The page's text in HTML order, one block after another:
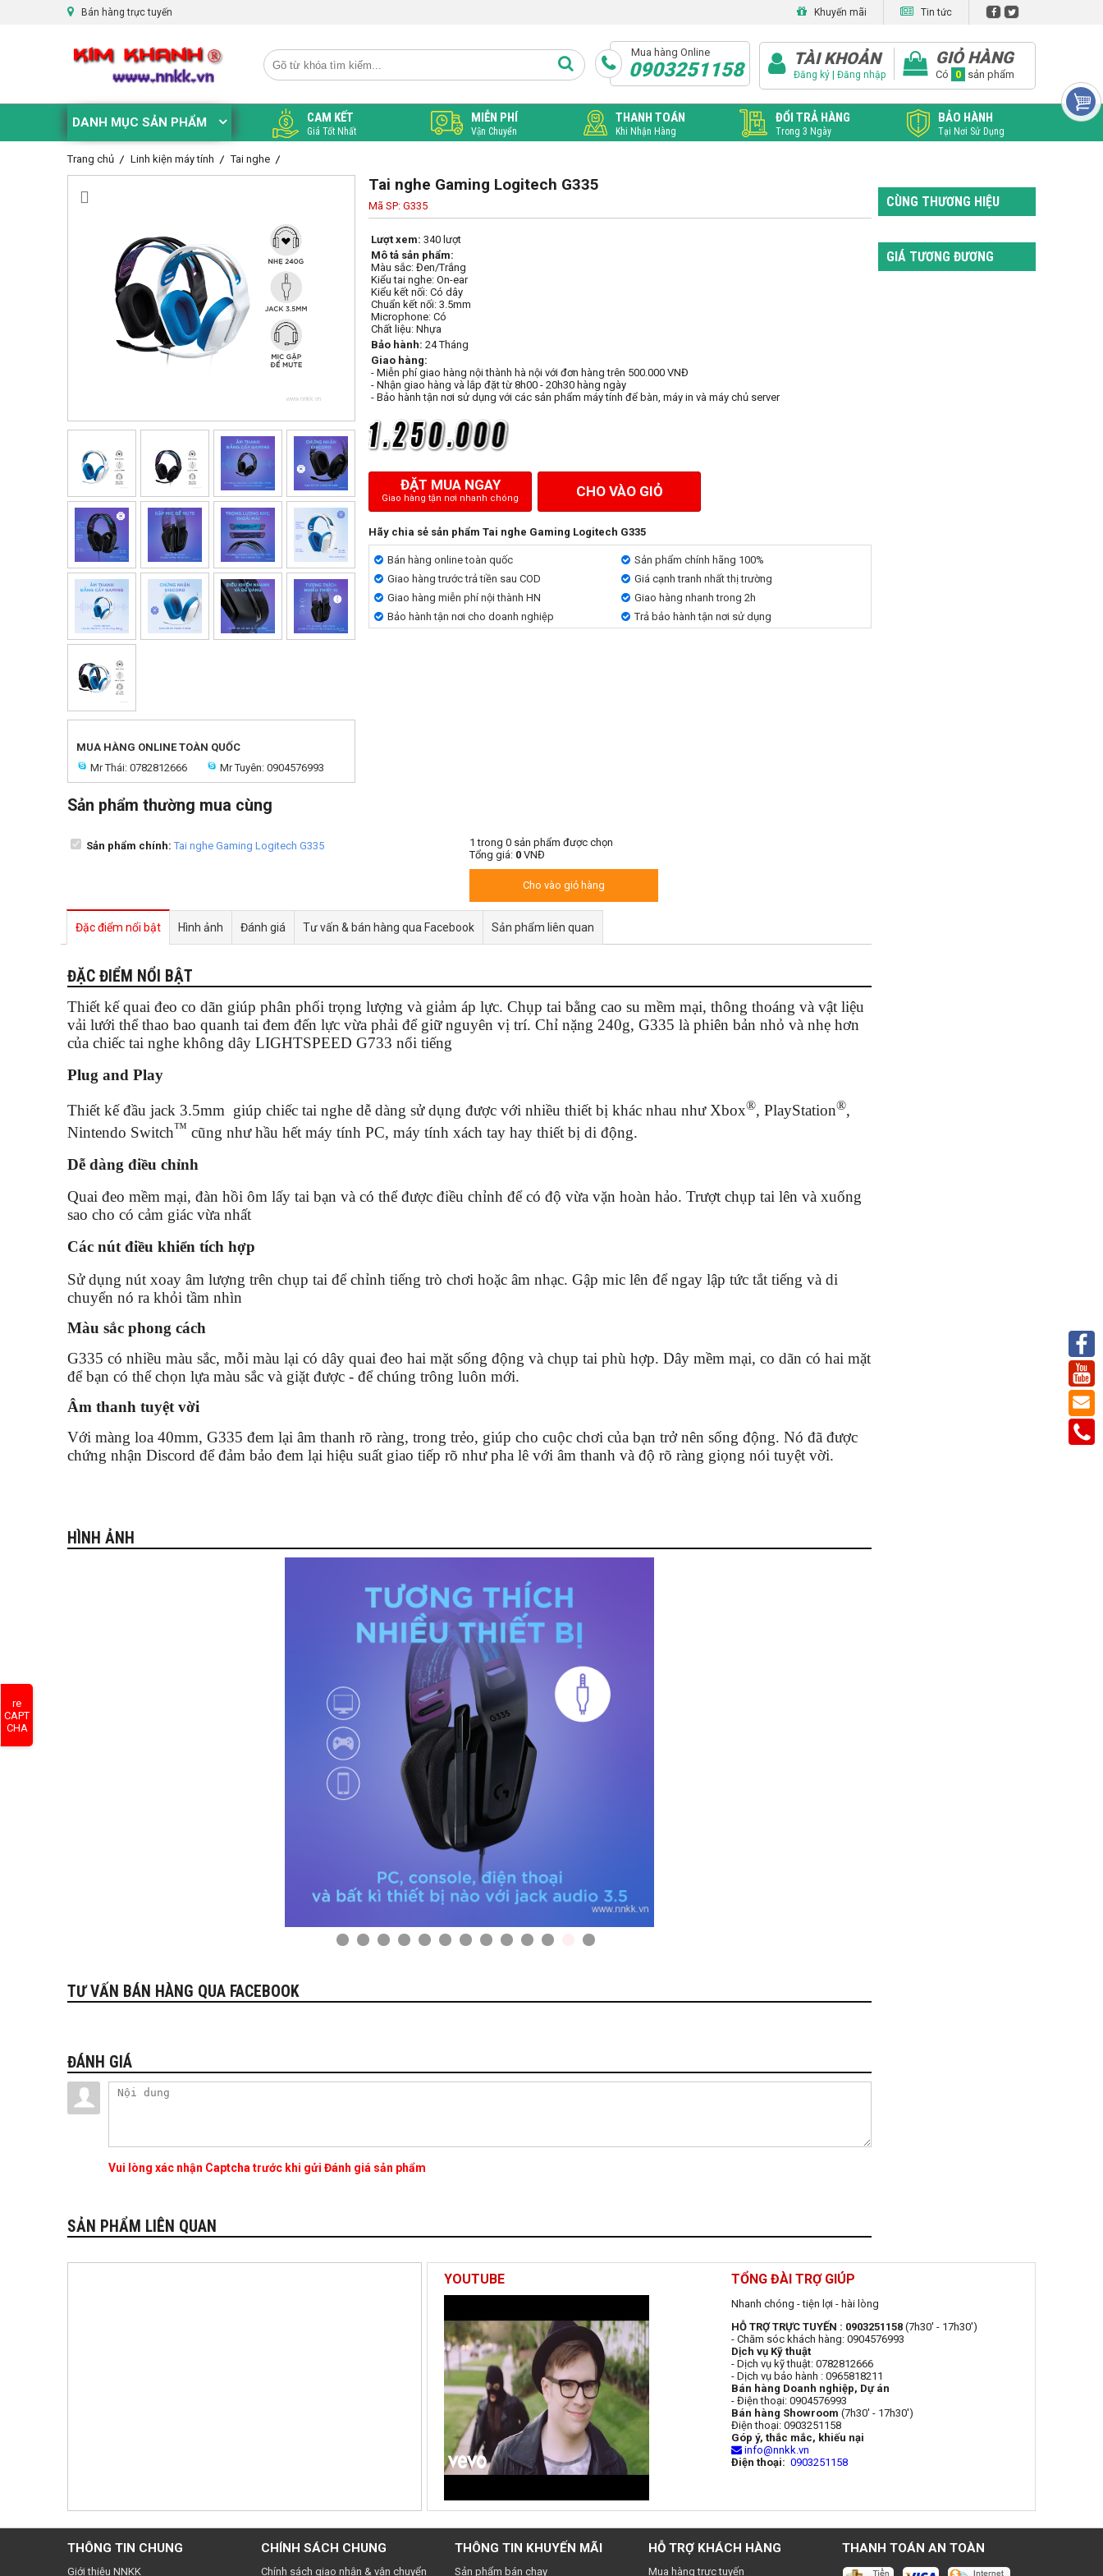
Bán hàng trực tuyến Khuyến mãi Tin tức
Mua hàng Online
0903251158 TÀI KHOẢN
Đăng ký | Đăng nhập
GIỎ HÀNG
Có 0 sản phẩm
DANH MỤC SẢN PHẨM CAM KẾT
Giá Tốt Nhất
MIỄN PHÍ
Vận Chuyển
THANH TOÁN
Khi Nhận Hàng
ĐỔI TRẢ HÀNG
Trong 3 Ngày
BẢO HÀNH
Tại Nơi Sử Dụng
Trang chủ Linh kiện máy tính Tai nghe
MUA HÀNG ONLINE TOÀN QUỐC
Mr Thái: 0782812666
Mr Tuyên: 0904576993
Tai nghe Gaming Logitech G335
Mã SP: G335
Lượt xem: 340 lượt
Mô tả sản phẩm:
Màu sắc: Đen/Trắng
Kiểu tai nghe: On-ear
Kiểu kết nối: Có dây
Chuẩn kết nối: 3.5mm
Microphone: Có
Chất liệu: Nhựa
Bảo hành: 24 Tháng
Giao hàng:
- Miễn phí giao hàng nội thành hà nội với đơn hàng trên 500.000 VNĐ
- Nhận giao hàng và lắp đặt từ 8h00 - 20h30 hàng ngày
- Bảo hành tận nơi sử dụng với các sản phẩm máy tính để bàn, máy in và máy chủ server
ĐẶT MUA NGAY
Giao hàng tận nơi nhanh chóng CHO VÀO GIỎ
Hãy chia sẻ sản phẩm Tai nghe Gaming Logitech G335
Bán hàng online toàn quốc
Sản phẩm chính hãng 100%
Giao hàng trước trả tiền sau COD
Giá cạnh tranh nhất thị trường
Giao hàng miễn phí nội thành HN
Giao hàng nhanh trong 2h
Bảo hành tận nơi cho doanh nghiệp
Trả bảo hành tận nơi sử dụng
Sản phẩm thường mua cùng
Sản phẩm chính: Tai nghe Gaming Logitech G335 1 trong 0 sản phẩm được chọn
Tổng giá: 0 VNĐ
Cho vào giỏ hàng
Đặc điểm nổi bật Hình ảnh Đánh giá Tư vấn & bán hàng qua Facebook Sản phẩm liên quan
ĐẶC ĐIỂM NỔI BẬT
Thiết kế quai đeo co dãn giúp phân phối trọng lượng và giảm áp lực. Chụp tai bằng cao su mềm mại, thông thoáng và vật liệu
vải lưới thể thao bao quanh tai đem đến lực vừa phải để giữ nguyên vị trí. Chỉ nặng 240g, G335 là phiên bản nhỏ và nhẹ hơn
của chiếc tai nghe không dây LIGHTSPEED G733 nổi tiếng
Plug and Play
Thiết kế đầu jack 3.5mm giúp chiếc tai nghe dễ dàng sử dụng được với nhiều thiết bị khác nhau như Xbox®, PlayStation®,
Nintendo Switch™ cũng như hầu hết máy tính PC, máy tính xách tay hay thiết bị di động.
Dễ dàng điều chỉnh
Quai đeo mềm mại, đàn hồi ôm lấy tai bạn và có thể được điều chỉnh để có độ vừa vặn hoàn hảo. Trượt chụp tai lên và xuống
sao cho có cảm giác vừa nhất
Các nút điều khiển tích hợp
Sử dụng nút xoay âm lượng trên chụp tai để chỉnh tiếng trò chơi hoặc âm nhạc. Gập mic lên để ngay lập tức tắt tiếng và di
chuyển nó ra khỏi tầm nhìn
Màu sắc phong cách
G335 có nhiều màu sắc, mỗi màu lại có dây quai đeo hai mặt sống động và chụp tai phù hợp. Dây mềm mại, co dãn có hai mặt
để bạn có thể chọn lựa màu sắc và giặt được - để chúng trông luôn mới.
Âm thanh tuyệt vời
Với màng loa 40mm, G335 đem lại âm thanh rõ ràng, trong trẻo, giúp cho cuộc chơi của bạn trở nên sống động. Nó đã được
chứng nhận Discord để đảm bảo đem lại hiệu suất giao tiếp rõ như pha lê với âm thanh và độ rõ ràng giọng nói tuyệt vời.
HÌNH ẢNH
TƯ VẤN BÁN HÀNG QUA FACEBOOK
ĐÁNH GIÁ
re
CAPT
CHA
Vui lòng xác nhận Captcha trước khi gửi Đánh giá sản phẩm
SẢN PHẨM LIÊN QUAN
CÙNG THƯƠNG HIỆU
GIÁ TƯƠNG ĐƯƠNG
YOUTUBE TỔNG ĐÀI TRỢ GIÚP
Nhanh chóng - tiện lợi - hài lòng
HỖ TRỢ TRỰC TUYẾN : 0903251158 (7h30' - 17h30')
- Chăm sóc khách hàng: 0904576993
Dịch vụ Kỹ thuật
- Dịch vụ kỹ thuật: 0782812666
- Dịch vụ bảo hành : 0965818211
Bán hàng Doanh nghiệp, Dự án
- Điện thoại: 0904576993
Bán hàng Showroom (7h30' - 17h30')
Điện thoại: 0903251158
Góp ý, thắc mắc, khiếu nại
info@nnkk.vn
Điện thoại: 0903251158
THÔNG TIN CHUNG
Giới thiệu NNKK
CHÍNH SÁCH CHUNG
Chính sách giao nhận & vận chuyển
THÔNG TIN KHUYẾN MÃI
Sản phẩm bán chạy
HỖ TRỢ KHÁCH HÀNG
Mua hàng trực tuyến
THANH TOÁN AN TOÀN